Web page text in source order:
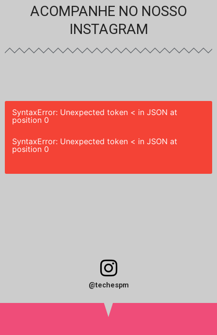
ACOMPANHE NO NOSSO
INSTAGRAM
SyntaxError: Unexpected token < in JSON at
position 0
SyntaxError: Unexpected token < in JSON at
position 0
I
n
s
t
@techespm